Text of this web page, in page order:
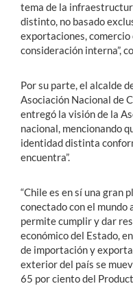
tema de la
distinto, no basado
exportaciones,
consideración interna”,
Por su parte, el alcalde
Asociación Nacional de
entregó la visión de la
nacional, mencionando
identidad distinta
encuentra”.
“Chile es en sí una gran
conectado con el mundo
permite cumplir y dar
económico del Estado,
de importación y
exterior del país se
65 por ciento del